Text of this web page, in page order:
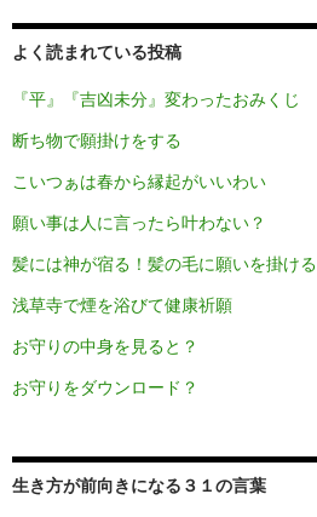
よく読まれている投稿
『平』『吉凶未分』変わったおみくじ
断ち物で願掛けをする
こいつぁは春から縁起がいいわい
願い事は人に言ったら叶わない？
髪には神が宿る！髪の毛に願いを掛ける
浅草寺で煙を浴びて健康祈願
お守りの中身を見ると？
お守りをダウンロード？
生き方が前向きになる３１の言葉